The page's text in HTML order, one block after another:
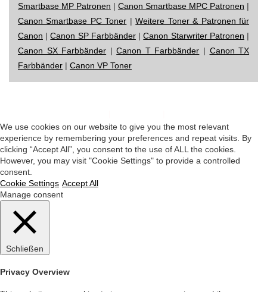
Smartbase MP Patronen | Canon Smartbase MPC Patronen |
Canon Smartbase PC Toner |Weitere Toner & Patronen für
Canon |Canon SP Farbbänder|Canon Starwriter Patronen |
Canon SX Farbbänder |Canon T Farbbänder | Canon TX
Farbbänder | Canon VP Toner
We use cookies on our website to give you the most relevant
experience by remembering your preferences and repeat visits. By
clicking “Accept All”, you consent to the use of ALL the cookies.
However, you may visit "Cookie Settings" to provide a controlled
consent.
Cookie Settings Accept All
Manage consent
Schließen
Privacy Overview